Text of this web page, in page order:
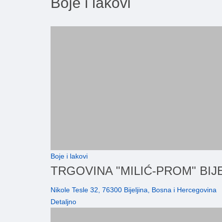
Boje i lakovi
TRGOVINA "MILIĆ-PROM"
Nikole Tesle 32, 76300 Bijeljina, Bosna i Hercegovina
Detaljno